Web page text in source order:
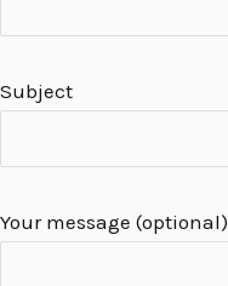
Subject
Your message (optional)